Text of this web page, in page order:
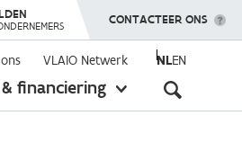
TOON MENU
CONTACTEER ONS
VLAIO Netwerk NLEN
& financiering
toon